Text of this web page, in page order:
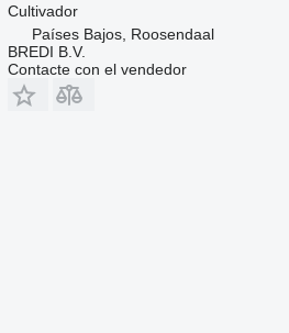
Cultivador
Países Bajos, Roosendaal
BREDI B.V.
Contacte con el vendedor